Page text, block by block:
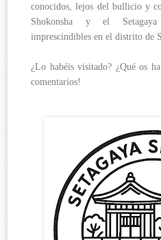
conocidos, lejos del bullicio y
Shokonsha y el
imprescindibles en el distrito de
¿Lo habéis visitado? ¿Qué os
comentarios!